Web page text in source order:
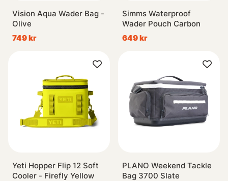
Vision Aqua Wader Bag -
Olive
749 kr
Simms Waterproof
Wader Pouch Carbon
649 kr
Yeti Hopper Flip 12 Soft
Cooler - Firefly Yellow
PLANO Weekend Tackle
Bag 3700 Slate